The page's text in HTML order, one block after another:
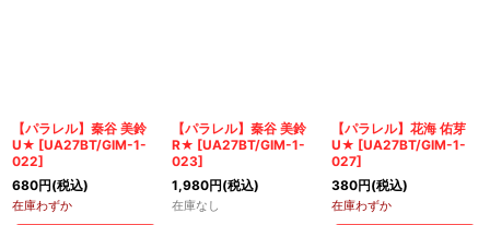
【パラレル】秦谷 美鈴
U★ [UA27BT/GIM-1-
022]
680円(税込)
在庫わずか
【パラレル】秦谷 美鈴
R★ [UA27BT/GIM-1-
023]
1,980円(税込)
在庫なし
【パラレル】花海 佑芽
U★ [UA27BT/GIM-1-
027]
380円(税込)
在庫わずか